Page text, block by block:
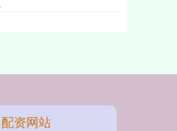
配资网站